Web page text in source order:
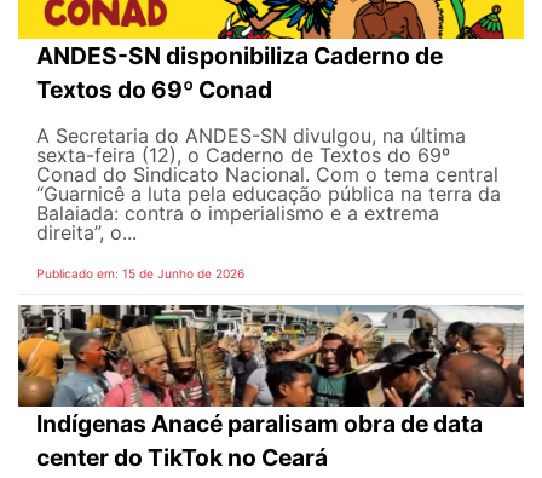
ANDES-SN disponibiliza Caderno de
Textos do 69º Conad
A Secretaria do ANDES-SN divulgou, na última
sexta-feira (12), o Caderno de Textos do 69º
Conad do Sindicato Nacional. Com o tema central
“Guarnicê a luta pela educação pública na terra da
Balaiada: contra o imperialismo e a extrema
direita”, o...
Publicado em: 15 de Junho de 2026
Indígenas Anacé paralisam obra de data
center do TikTok no Ceará